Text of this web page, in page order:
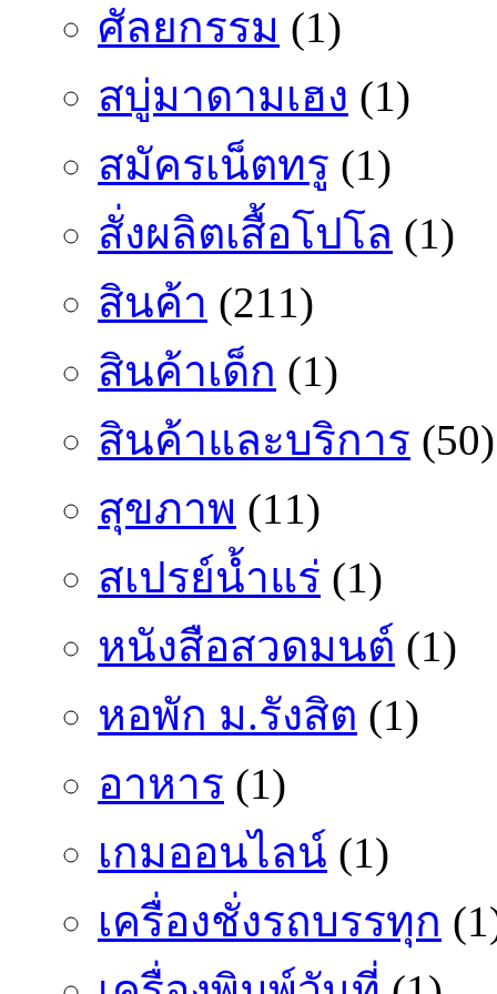
ศัลยกรรม (1)
สบู่มาดามเฮง (1)
สมัครเน็ตทรู (1)
สั่งผลิตเสื้อโปโล (1)
สินค้า (211)
สินค้าเด็ก (1)
สินค้าและบริการ (50)
สุขภาพ (11)
สเปรย์น้ำแร่ (1)
หนังสือสวดมนต์ (1)
หอพัก ม.รังสิต (1)
อาหาร (1)
เกมออนไลน์ (1)
เครื่องชั่งรถบรรทุก